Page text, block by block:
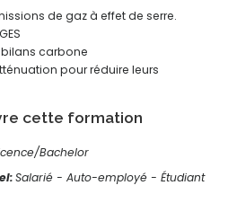
de gaz à effet de serre.
carbone
pour réduire leurs
cette formation
Bachelor
Salarié - Auto-employé - Étudiant